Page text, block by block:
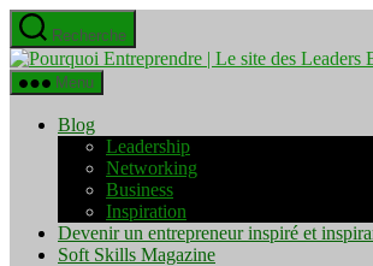
Aller
au
contenu
Recherche
Menu
Blog
Leadership
Networking
Business
Inspiration
Devenir un entrepreneur inspiré et
Soft Skills Magazine